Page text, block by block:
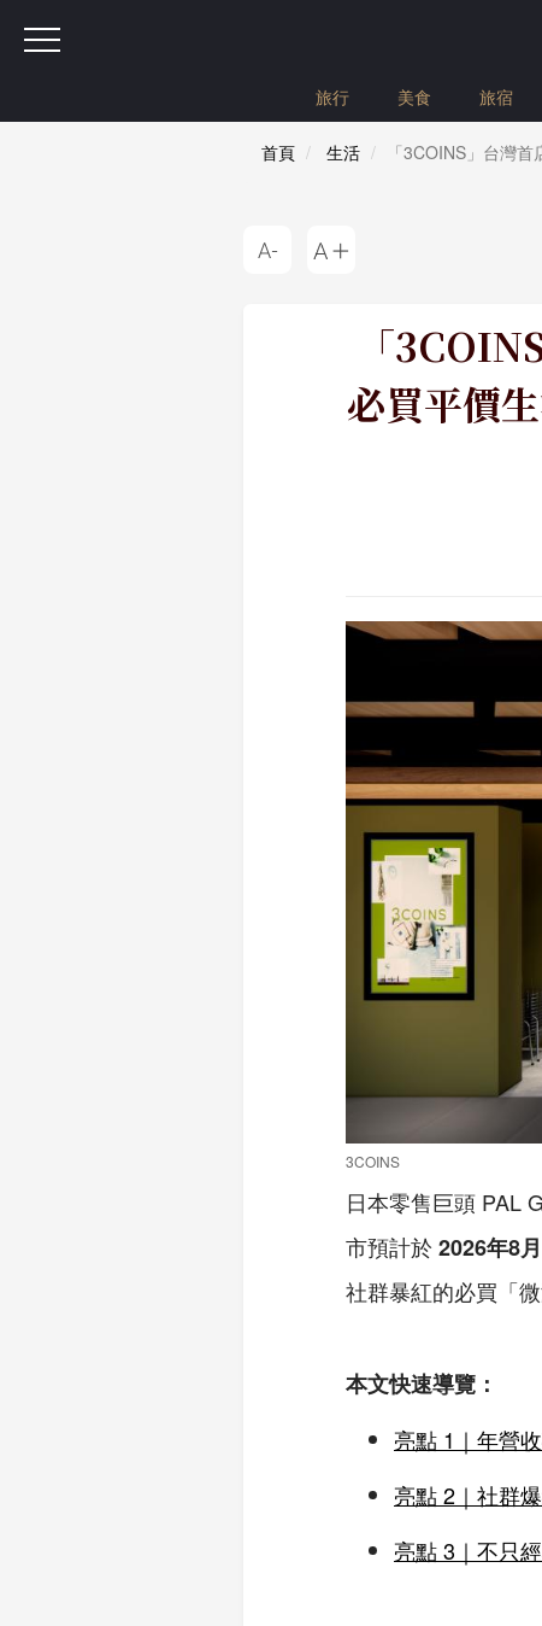
旅行 美食 旅宿
首頁 生活 「3COINS」台灣
「
必買平價
3COINS
日本零售巨頭 PAL
市預計於2026年8月
社群暴紅的必買「
本文快速導覽：
亮點 1｜年營
亮點 2｜社群
亮點 3｜不只